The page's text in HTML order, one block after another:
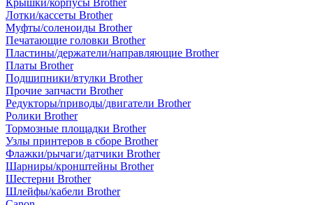
Крышки/корпусы Brother
Лотки/кассеты Brother
Муфты/соленоиды Brother
Печатающие головки Brother
Пластины/держатели/направляющие Brother
Платы Brother
Подшипники/втулки Brother
Прочие запчасти Brother
Редукторы/приводы/двигатели Brother
Ролики Brother
Тормозные площадки Brother
Узлы принтеров в сборе Brother
Флажки/рычаги/датчики Brother
Шарниры/кронштейны Brother
Шестерни Brother
Шлейфы/кабели Brother